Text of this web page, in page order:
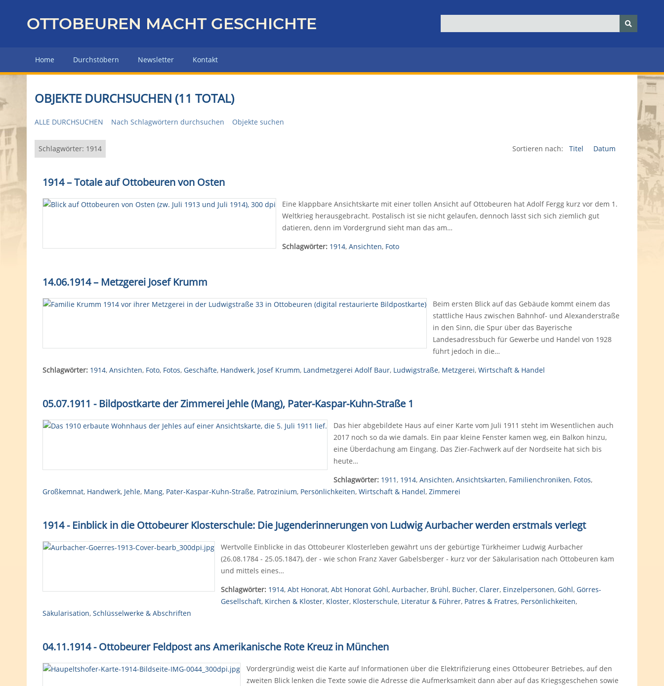
z
r
H
u
p
e
OTTOBEUREN MACHT GESCHICHTE
Home Durchstöbern Newsletter Kontakt
OBJEKTE DURCHSUCHEN (11 TOTAL)
ALLE DURCHSUCHEN Nach Schlagwörtern durchsuchen Objekte suchen
Schlagwörter: 1914 Sortieren nach: Titel Datum
1914 – Totale auf Ottobeuren von Osten
Eine klappbare Ansichtskarte mit einer tollen Ansicht auf Ottobeuren hat Adolf Fergg kurz vor dem 1.
Weltkrieg herausgebracht. Postalisch ist sie nicht gelaufen, dennoch lässt sich sich ziemlich gut
datieren, denn im Vordergrund sieht man das am…
Schlagwörter: 1914, Ansichten, Foto
14.06.1914 – Metzgerei Josef Krumm
Beim ersten Blick auf das Gebäude kommt einem das
stattliche Haus zwischen Bahnhof- und Alexanderstraße
in den Sinn, die Spur über das Bayerische
Landesadressbuch für Gewerbe und Handel von 1928
führt jedoch in die…
Schlagwörter: 1914, Ansichten, Foto, Fotos, Geschäfte, Handwerk, Josef Krumm, Landmetzgerei Adolf Baur, Ludwigstraße, Metzgerei, Wirtschaft & Handel
05.07.1911 - Bildpostkarte der Zimmerei Jehle (Mang), Pater-Kaspar-Kuhn-Straße 1
Das hier abgebildete Haus auf einer Karte vom Juli 1911 steht im Wesentlichen auch
2017 noch so da wie damals. Ein paar kleine Fenster kamen weg, ein Balkon hinzu,
eine Überdachung am Eingang. Das Zier-Fachwerk auf der Nordseite hat sich bis
heute…
Schlagwörter: 1911, 1914, Ansichten, Ansichtskarten, Familienchroniken, Fotos,
Großkemnat, Handwerk, Jehle, Mang, Pater-Kaspar-Kuhn-Straße, Patrozinium, Persönlichkeiten, Wirtschaft & Handel, Zimmerei
1914 - Einblick in die Ottobeurer Klosterschule: Die Jugenderinnerungen von Ludwig Aurbacher werden erstmals verlegt
Wertvolle Einblicke in das Ottobeurer Klosterleben gewährt uns der gebürtige Türkheimer Ludwig Aurbacher
(26.08.1784 - 25.05.1847), der - wie schon Franz Xaver Gabelsberger - kurz vor der Säkularisation nach Ottobeuren kam
und mittels eines…
Schlagwörter: 1914, Abt Honorat, Abt Honorat Göhl, Aurbacher, Brühl, Bücher, Clarer, Einzelpersonen, Göhl, Görres-
Gesellschaft, Kirchen & Kloster, Kloster, Klosterschule, Literatur & Führer, Patres & Fratres, Persönlichkeiten,
Säkularisation, Schlüsselwerke & Abschriften
04.11.1914 - Ottobeurer Feldpost ans Amerikanische Rote Kreuz in München
Vordergründig weist die Karte auf Informationen über die Elektrifizierung eines Ottobeurer Betriebes, auf den
zweiten Blick lenken die Texte sowie die Adresse die Aufmerksamkeit dann aber auf das Kriegsgeschehen sowie